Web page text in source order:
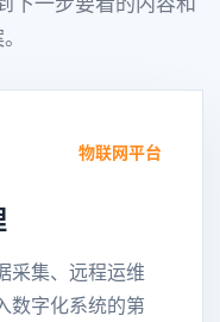
物联网平台
采集、远程运维
数字化系统的第